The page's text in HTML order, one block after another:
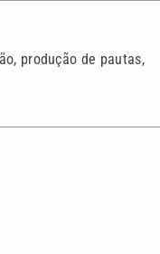
produção de pautas,